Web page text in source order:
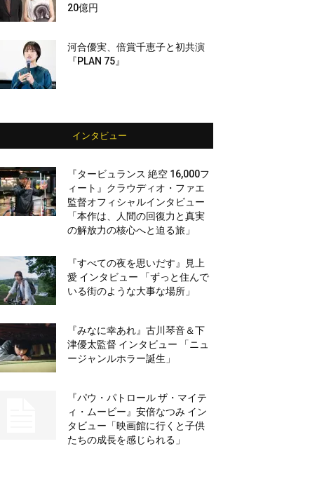
20億円
河合優実、倍賞千恵子と初共演
『PLAN 75』
インタビュー
『タービュランス 絶空 16,000フ
ィート』クラウディオ・ファエ
監督オフィシャルインタビュー
「本作は、人間の回復力と真実
の解放力の核心へと迫る旅」
『すべての夜を思いだす』見上
愛 インタビュー 「ずっと住んで
いる街のような大事な場所」
『みなに幸あれ』古川琴音＆下
津優太監督 インタビュー 「ニュ
ージャンルホラー誕生」
『パウ・パトロール ザ・マイテ
ィ・ムービー』安倍なつみ イン
タビュー「映画館に行くと子供
たちの成長を感じられる」